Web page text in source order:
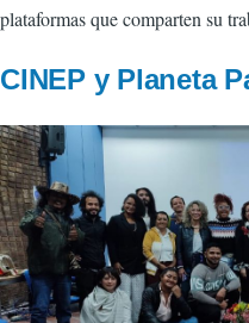
la
navegación
plataformas que comparten su
CINEP y Planeta